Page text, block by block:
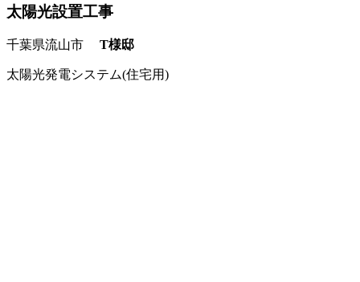
太陽光設置工事
千葉県流山市 T様邸
太陽光発電システム(住宅用)